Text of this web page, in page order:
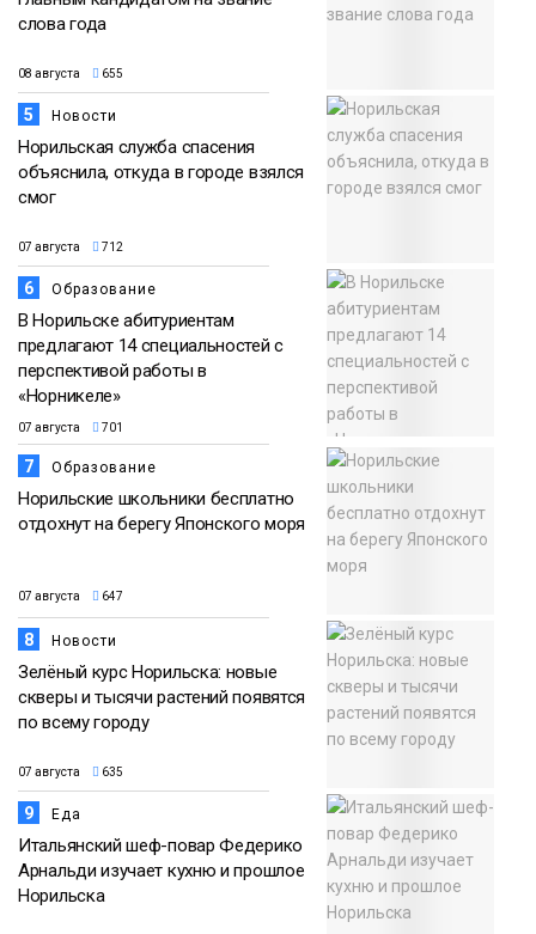
слова года
08 августа 655
5 Новости
Норильская служба спасения
объяснила, откуда в городе взялся
смог
07 августа 712
6 Образование
В Норильске абитуриентам
предлагают 14 специальностей с
перспективой работы в
«Норникеле»
07 августа 701
7 Образование
Норильские школьники бесплатно
отдохнут на берегу Японского моря
07 августа 647
8 Новости
Зелёный курс Норильска: новые
скверы и тысячи растений появятся
по всему городу
07 августа 635
9 Еда
Итальянский шеф-повар Федерико
Арнальди изучает кухню и прошлое
Норильска